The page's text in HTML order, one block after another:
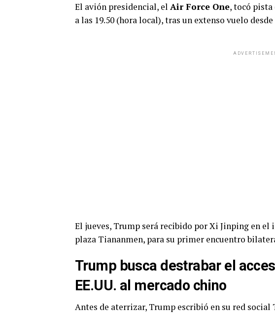
El avión presidencial, el Air Force One, tocó
a las 19.50 (hora local), tras un extenso vuelo
El jueves, Trump será recibido por Xi Jinping en el
plaza Tiananmen, para su primer encuentro
Trump busca destrabar el
EE.UU. al mercado chino
Antes de aterrizar, Trump escribió en su red